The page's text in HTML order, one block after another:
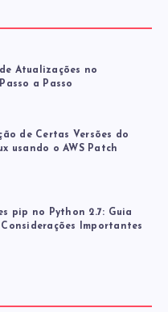
Atualizações no
a Passo
de Certas Versões do
usando o AWS Patch
pip no Python 2.7: Guia
Importantes